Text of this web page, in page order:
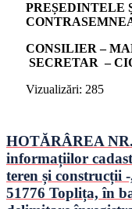
CONSILIER –
SECRETAR –
Vizualizări: 285
HOTĂRÂREA
informațiilor
teren și construcții
51776 Toplița, în